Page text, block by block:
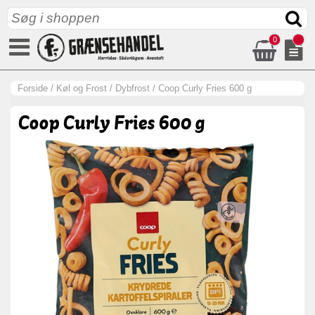
0
Forside / Køl og Frost / Dybfrost / Coop Curly Fries 600 g
Coop Curly Fries 600 g